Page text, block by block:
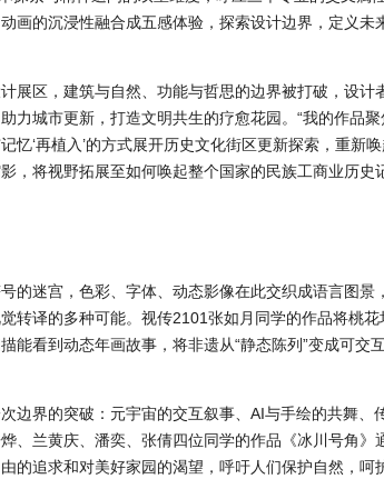
画的沉浸性融合成五感体验，探索设计边界，定义
展区，建筑与自然、功能与哲思的边界被打破，设计
力城市更新，打造文明共生的疗愈花园。“我的作品
忆‘再植入’的方式展开历史文化街区更新探索，重新
，将视野拓展至如何唤起整个国家的民族工商业历史
的迷宫，色彩、字体、动态影像在此交织成语言图景
转译的多种可能。视传2101张如月同学的作品将桃
能看到动态年画故事，将非遗从“静态陈列”变成可交
边界的突破：元宇宙的交互叙事、AI与手绘的共舞
、兰黄庆、潘奕、张倩四位同学的作品《冰川号角》
的追求和对美好家园的渴望，呼吁人们保护自然，呵